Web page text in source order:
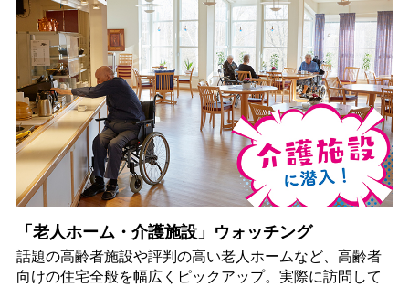
「老人ホーム・介護施設」ウォッチング
話題の高齢者施設や評判の高い老人ホームなど、高齢者
向けの住宅全般を幅広くピックアップ。実際に訪問して